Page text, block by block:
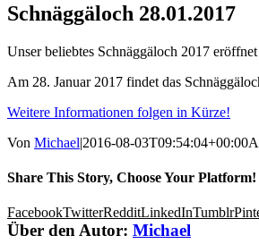
Schnäggäloch 28.01.2017
Unser beliebtes Schnäggäloch 2017
Am 28. Januar 2017 findet das
Weitere Informationen folgen in Kürze!
Von Michael|2016-08-03T09:54:04+00:00
Share This Story, Choose Your Platform!
FacebookTwitterRedditLinkedInTumblr
Über den Autor: Michael